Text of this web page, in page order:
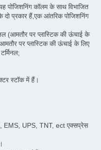
पोजिशनिंग कॉलम के साथ विभाजित
दो प्रकार हैं,एक आंतरिक पोजिशनिंग
(आमतौर पर प्लास्टिक की ऊंचाई के
पर प्लास्टिक की ऊंचाई के लिए
स्टॉक में हैं।
EMS, UPS, TNT, ect एक्सप्रेस